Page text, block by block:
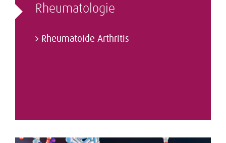
Rheumatologie
Rheumatoide Arthritis